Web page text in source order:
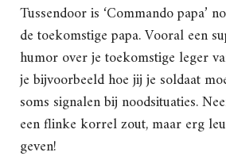
Tussendoor is ‘Commando papa’
de toekomstige papa. Vooral een
humor over je toekomstige leger
je bijvoorbeeld hoe jij je soldaat
soms signalen bij noodsituaties.
een flinke korrel zout, maar erg
geven!